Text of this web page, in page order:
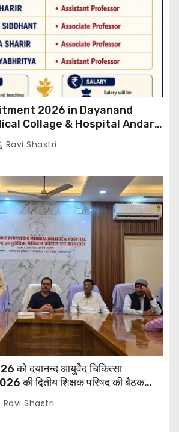
2026 in Dayanand
Collage & Hospital Andar
Ravi Shastri
को दयानन्द आयुर्वेद चिकित्सा
की द्वितीय शिक्षक परिषद की बैठक
हुई। बैठक मे महाविद्यालय सभी
सम्मिलित हुए।
Ravi Shastri